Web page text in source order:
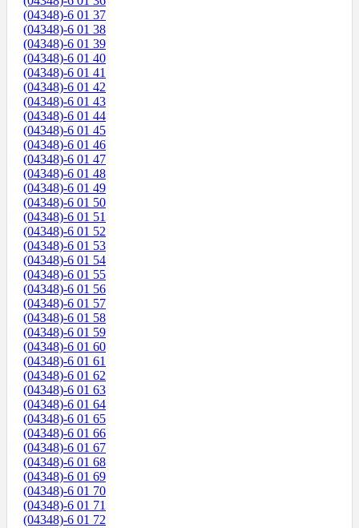
(04348)-6 01 37
(04348)-6 01 38
(04348)-6 01 39
(04348)-6 01 40
(04348)-6 01 41
(04348)-6 01 42
(04348)-6 01 43
(04348)-6 01 44
(04348)-6 01 45
(04348)-6 01 46
(04348)-6 01 47
(04348)-6 01 48
(04348)-6 01 49
(04348)-6 01 50
(04348)-6 01 51
(04348)-6 01 52
(04348)-6 01 53
(04348)-6 01 54
(04348)-6 01 55
(04348)-6 01 56
(04348)-6 01 57
(04348)-6 01 58
(04348)-6 01 59
(04348)-6 01 60
(04348)-6 01 61
(04348)-6 01 62
(04348)-6 01 63
(04348)-6 01 64
(04348)-6 01 65
(04348)-6 01 66
(04348)-6 01 67
(04348)-6 01 68
(04348)-6 01 69
(04348)-6 01 70
(04348)-6 01 71
(04348)-6 01 72